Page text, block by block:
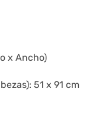
x Ancho)
51 x 91 cm